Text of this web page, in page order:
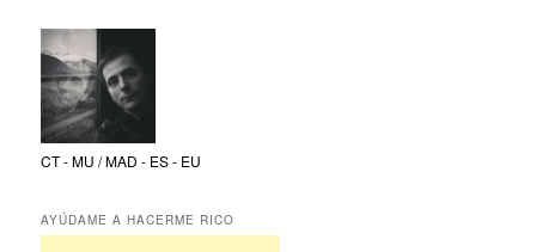
CT - MU / MAD - ES - EU
AYÚDAME A HACERME RICO